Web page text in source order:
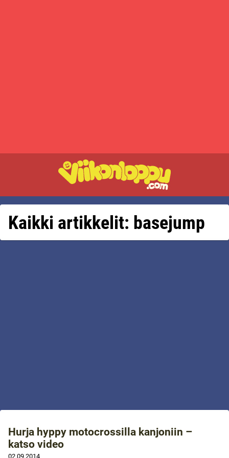
Kaikki artikkelit: basejump
Hurja hyppy motocrossilla kanjoniin –
katso video
02.09.2014